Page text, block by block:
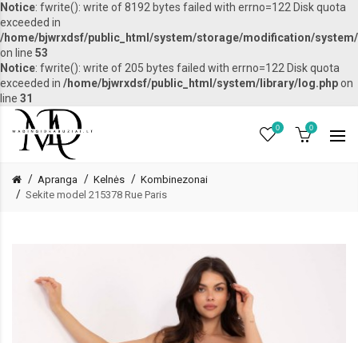
Notice: fwrite(): write of 8192 bytes failed with errno=122 Disk quota
exceeded in
/home/bjwrxdsf/public_html/system/storage/modification/
on line 53
Notice: fwrite(): write of 205 bytes failed with errno=122 Disk quota
exceeded in /home/bjwrxdsf/public_html/system/library/log.phpon
line 31
0 0
Apranga Kelnės
Kombinezonai
Sekite model 215378 Rue Paris